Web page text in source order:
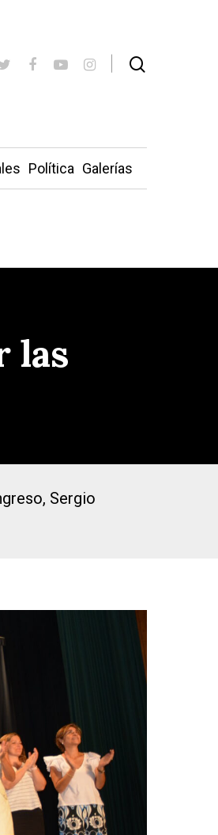
Política Galerías
las
Sergio